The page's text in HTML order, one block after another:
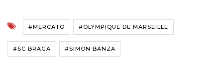
#MERCATO #OLYMPIQUE DE MARSEILLE
#SC BRAGA #SIMON BANZA